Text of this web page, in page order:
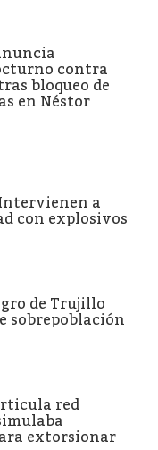
contra
bloqueo de
en Néstor
a
con explosivos
de Trujillo
sobrepoblación
red
extorsionar